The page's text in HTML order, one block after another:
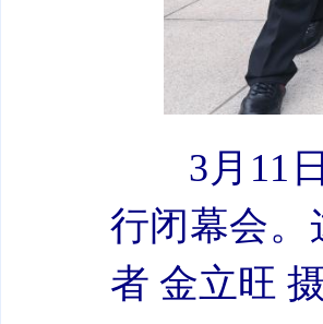
3月11
行闭幕会。
者 金立旺